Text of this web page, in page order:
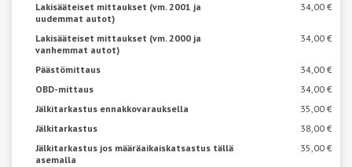
Lakisääteiset mittaukset (vm. 2001 ja
uudemmat autot)
34,00 €
Lakisääteiset mittaukset (vm. 2000 ja
vanhemmat autot)
34,00 €
Päästömittaus
34,00 €
OBD-mittaus
34,00 €
Jälkitarkastus ennakkovarauksella
35,00 €
Jälkitarkastus
38,00 €
Jälkitarkastus jos määräaikaiskatsastus tällä
asemalla
35,00 €